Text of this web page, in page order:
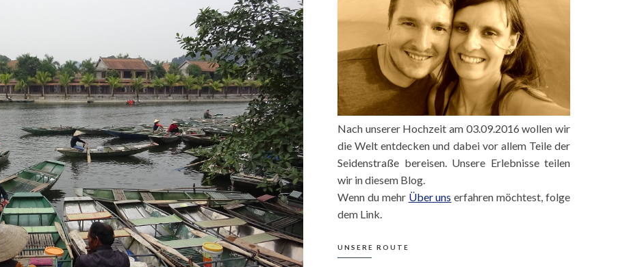
Nach unserer Hochzeit am 03.09.2016 wollen wir
die Welt entdecken und dabei vor allem Teile der
Seidenstraße bereisen. Unsere Erlebnisse teilen
wir in diesem Blog.
Wenn du mehr Über uns erfahren möchtest, folge
dem Link.
UNSERE ROUTE